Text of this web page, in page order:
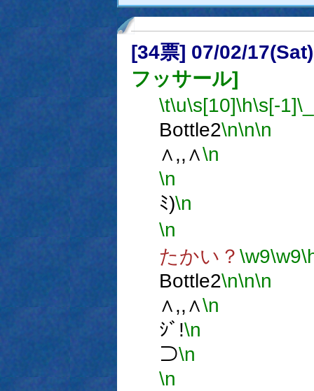
[34票] 07/02/
フッサール]
\t\u\s[10]\h\s[-1]
Bottle2\n\n\n
∧,,∧\n
\n
ﾐ)\n
\n
たかい？ \w9\w9
Bottle2\n\n\n
∧,,∧\n
ｼﾞ!\n
⊃\n
\n